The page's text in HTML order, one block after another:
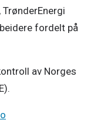
TrønderEnergi
fordelt på
av Norges